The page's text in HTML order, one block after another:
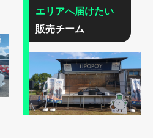
エリアへ届けたい
販売チーム